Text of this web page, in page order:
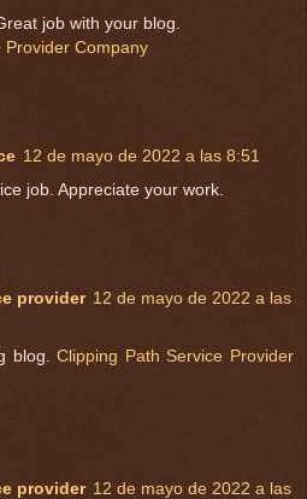
job with your blog.
Provider Company
12 de mayo de 2022 a las 8:51
job. Appreciate your work.
provider 12 de mayo de 2022 a las
blog.Clipping Path Service Provider
provider 12 de mayo de 2022 a las